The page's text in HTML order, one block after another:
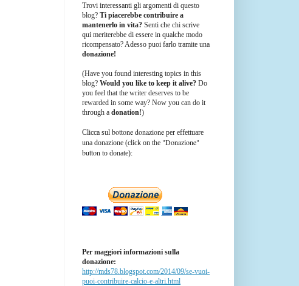
Trovi interessanti gli argomenti di questo
blog? Ti piacerebbe contribuire a
mantenerlo in vita? Senti che chi scrive
qui meriterebbe di essere in qualche modo
ricompensato? Adesso puoi farlo tramite una
donazione!
(Have you found interesting topics in this
blog? Would you like to keep it alive? Do
you feel that the writer deserves to be
rewarded in some way? Now you can do it
through a donation!)
Clicca sul bottone donazione per effettuare
una donazione (click on the "Donazione"
button to donate):
Per maggiori informazioni sulla
donazione:
http://mds78.blogspot.com/2014/09/se-vuoi-
puoi-contribuire-calcio-e-altri.html